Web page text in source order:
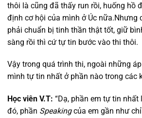
thôi là cũng đã thấy run rồi, huống hồ
định cơ hội của mình ở Úc nữa.Nhưng
phải chuẩn bị tinh thần thật tốt, giữ
sàng rồi thì cứ tự tin bước vào thi thôi.
Vậy trong quá trình thi, ngoài những
mình tự tin nhất ở phần nào trong các
Học viên V.T: “Dạ, phần em tự tin nhất
đó, phần Speakingcủa em gần như